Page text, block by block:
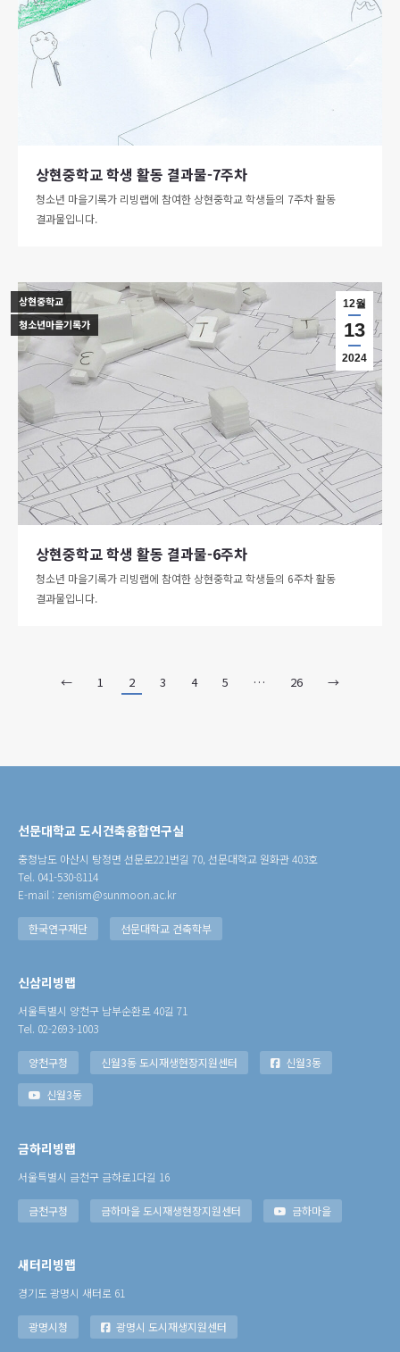
상현중학교 학생 활동 결과물-7주차
청소년 마을기록가 리빙랩에 참여한 상현중학교 학생들의 7주차 활동
결과물입니다.
12월
13
2024
상현중학교
청소년마을기록가
상현중학교 학생 활동 결과물-6주차
청소년 마을기록가 리빙랩에 참여한 상현중학교 학생들의 6주차 활동
결과물입니다.
← 1 2 3 4 5 … 26 →
선문대학교 도시건축융합연구실
충청남도 아산시 탕정면 선문로221번길 70, 선문대학교 원화관 403호
Tel. 041-530-8114
E-mail : zenism@sunmoon.ac.kr
한국연구재단 선문대학교 건축학부
신삼리빙랩
서울특별시 양천구 남부순환로 40길 71
Tel. 02-2693-1003
양천구청 신월3동 도시재생현장지원센터 신월3동
신월3동
금하리빙랩
서울특별시 금천구 금하로1다길 16
금천구청 금하마을 도시재생현장지원센터 금하마을
새터리빙랩
경기도 광명시 새터로 61
광명시청 광명시 도시재생지원센터